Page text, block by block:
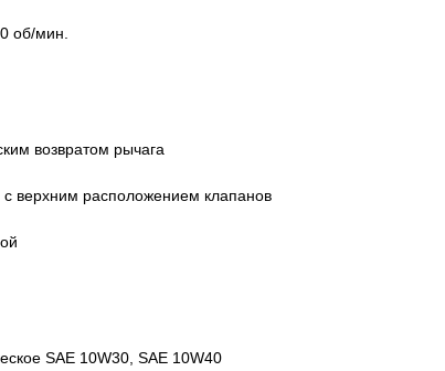
об/мин.
возвратом рычага
верхним расположением клапанов
SAE 10W30, SAE 10W40